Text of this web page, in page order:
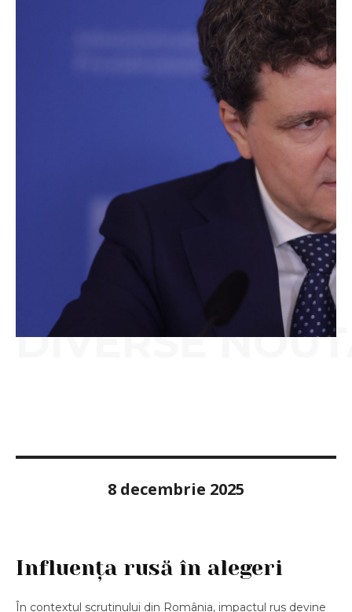
DIVERSE
8 decembrie 2025
Influența rusă în alegeri
În contextul scrutinului din România, impactul rus devine